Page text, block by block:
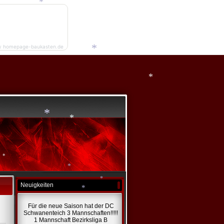
Neuigkeiten
Für die neue Saison hat der DC
Schwanenteich 3 Mannschaften!!!!!
1 Mannschaft Bezirksliga B
homepage-baukasten.de
*
*
*
*
*